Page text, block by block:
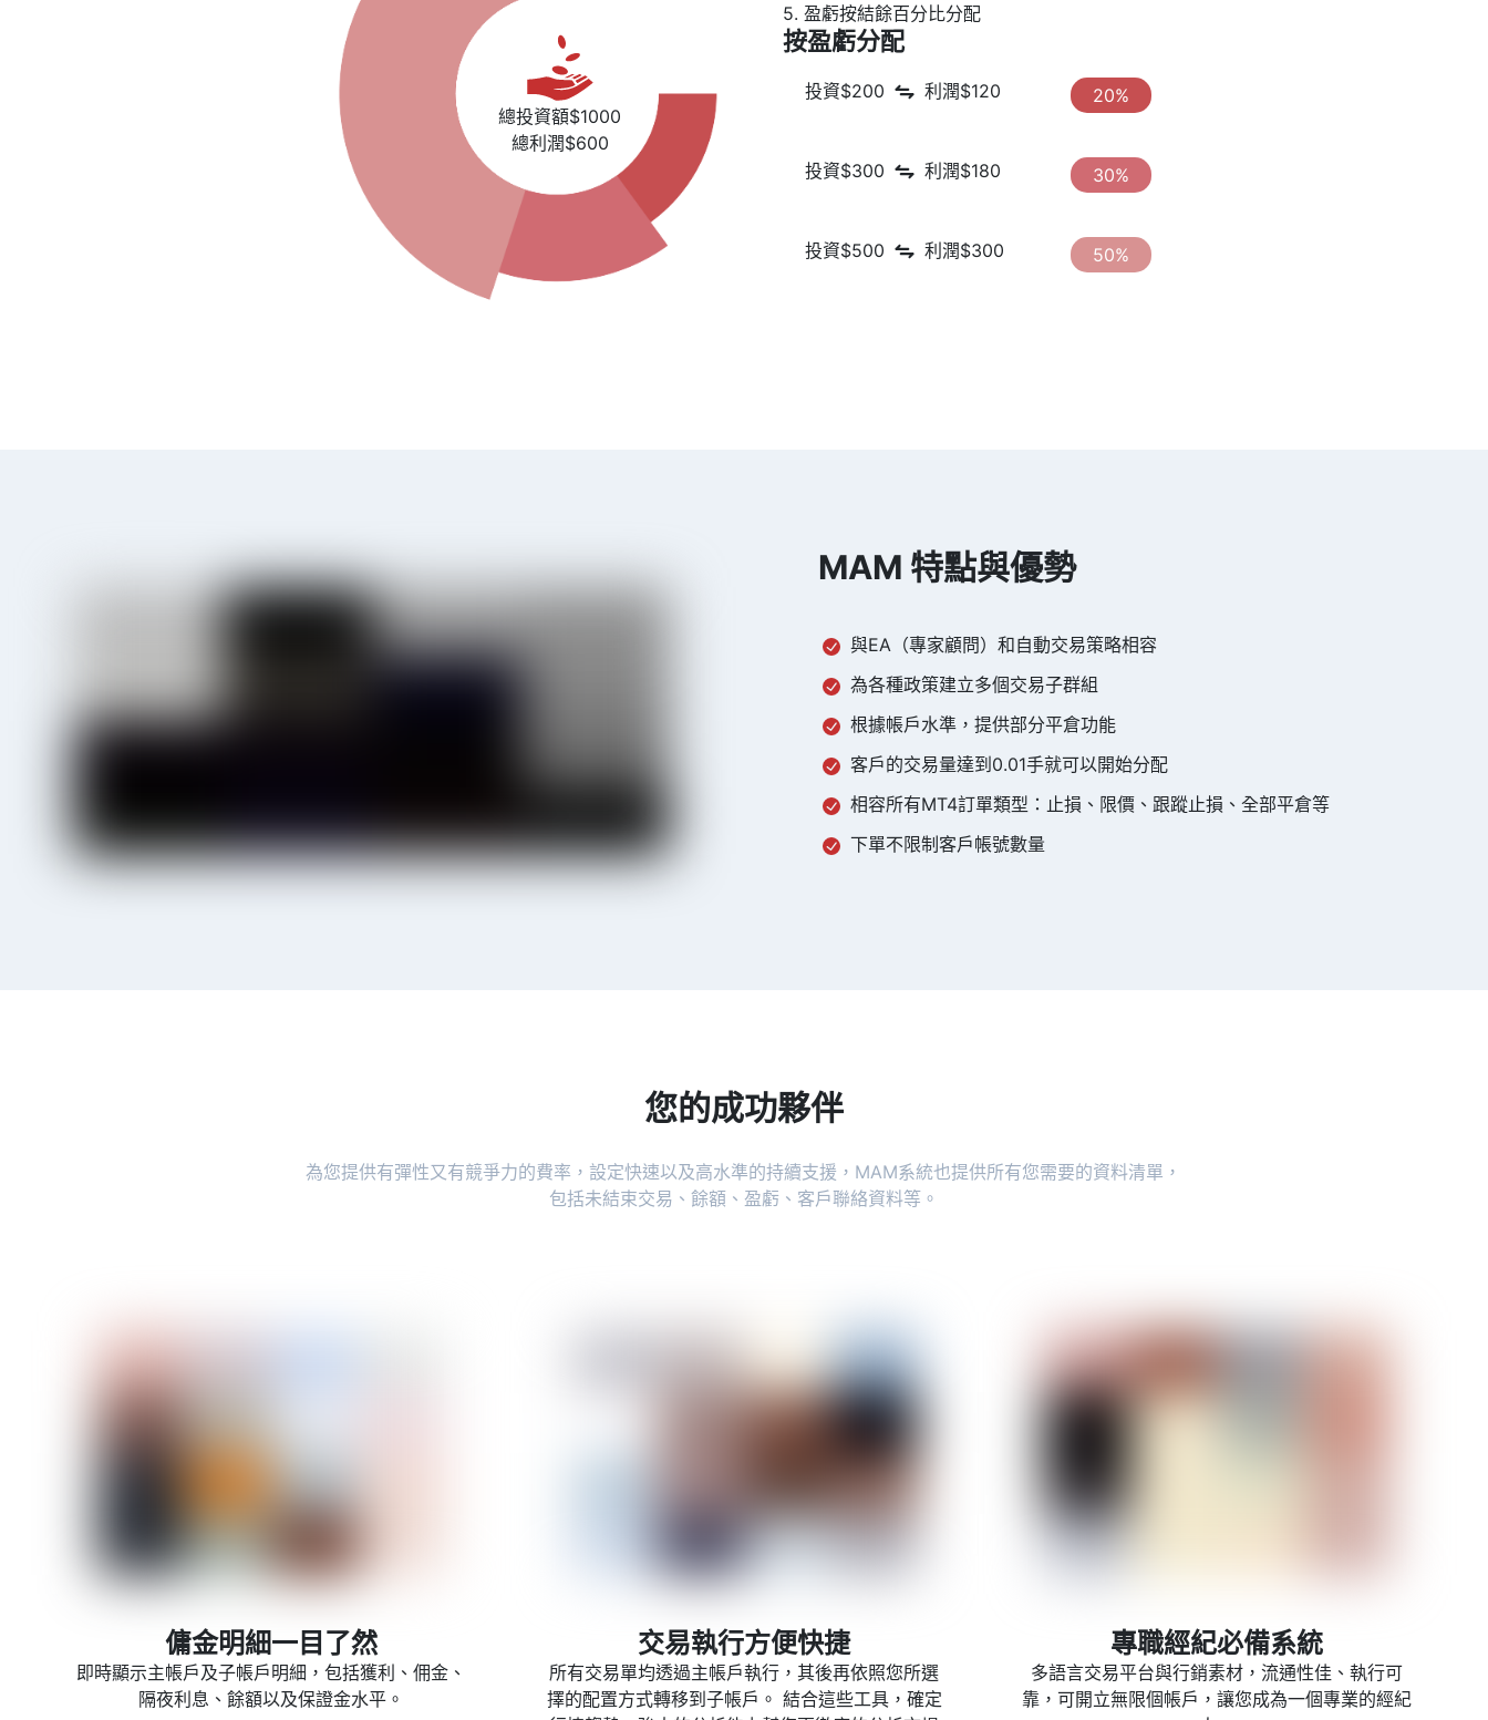
總投資額$1000
總利潤$600
5. 盈虧按結餘百分比分配
按盈虧分配
投資$200 利潤$120 20%
投資$300 利潤$180 30%
投資$500 利潤$300 50%
MAM 特點與優勢
與EA（專家顧問）和自動交易策略相容
為各種政策建立多個交易子群組
根據帳戶水準，提供部分平倉功能
客戶的交易量達到0.01手就可以開始分配
相容所有MT4訂單類型：止損、限價、跟蹤止損、全部平倉等
下單不限制客戶帳號數量
您的成功夥伴
為您提供有彈性又有競爭力的費率，設定快速以及高水準的持續支援，MAM系統也提供所有您需要的資料清單，
包括未結束交易、餘額、盈虧、客戶聯絡資料等。
傭金明細一目了然
即時顯示主帳戶及子帳戶明細，包括獲利、佣金、
隔夜利息、餘額以及保證金水平。
交易執行方便快捷
所有交易單均透過主帳戶執行，其後再依照您所選
擇的配置方式轉移到子帳戶。 結合這些工具，確定
專職經紀必備系統
多語言交易平台與行銷素材，流通性佳、執行可
靠，可開立無限個帳戶，讓您成為一個專業的經紀